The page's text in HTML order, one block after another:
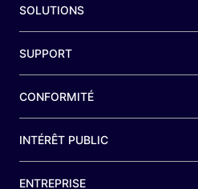
SOLUTIONS
SUPPORT
CONFORMITÉ
INTÉRÊT PUBLIC
ENTREPRISE